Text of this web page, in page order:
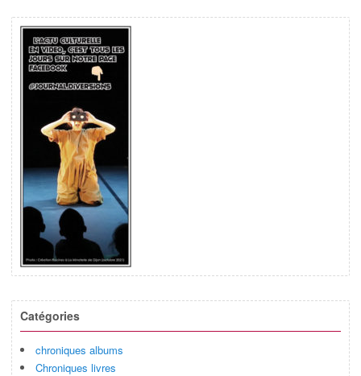
Catégories
chroniques albums
Chroniques livres